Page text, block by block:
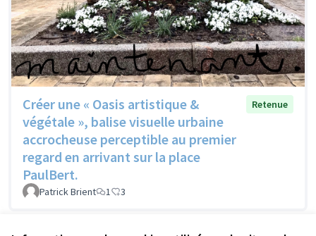
Créer une « Oasis artistique &
végétale », balise visuelle urbaine
accrocheuse perceptible au premier
regard en arrivant sur la place
PaulBert.
Retenue
Patrick Brient 1 3